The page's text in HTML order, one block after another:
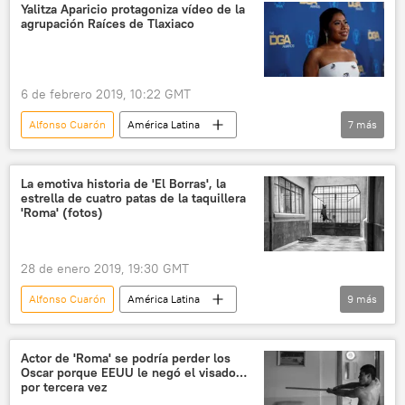
Reino Unido
BAFTA
película Roma
noticias
Yalitza Aparicio protagoniza vídeo de la
agrupación Raíces de Tlaxiaco
6 de febrero 2019, 10:22 GMT
Alfonso Cuarón
América Latina
Internacional
México
Yalitza Aparicio
Notimex
actriz
indígenas
noticias
7 más
La emotiva historia de 'El Borras', la
estrella de cuatro patas de la taquillera
'Roma' (fotos)
28 de enero 2019, 19:30 GMT
Alfonso Cuarón
América Latina
Internacional
sociedad
💢 Insólito
México
Netflix
perros
cine
actores noticias
9 más
Actor de 'Roma' se podría perder los
Oscar porque EEUU le negó el visado…
por tercera vez